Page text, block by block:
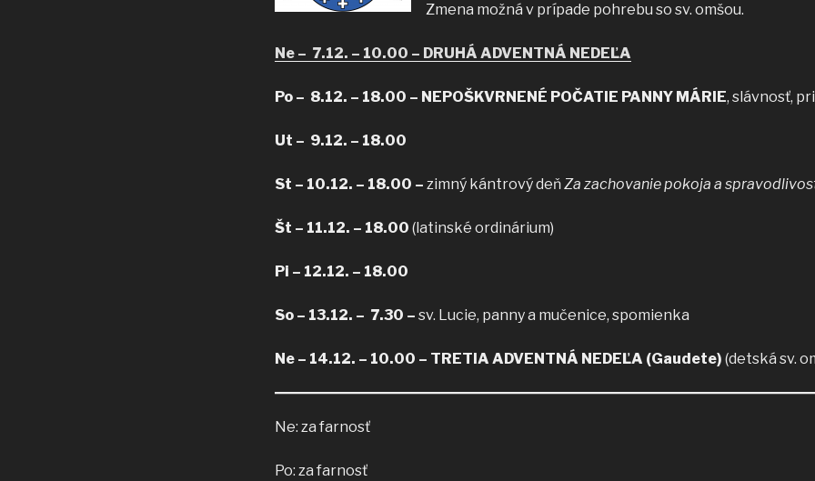
Zmena možná v prípade pohrebu so sv. omšou.
Ne – 7.12. – 10.00 – DRUHÁ ADVENTNÁ NEDEĽA
Po – 8.12. – 18.00 – NEPOŠKVRNENÉ POČATIE PANNY MÁRIE, slávnosť,
Ut – 9.12. – 18.00
St – 10.12. – 18.00 – zimný kántrový deňZa zachovanie pokoja a
Št – 11.12. – 18.00 (latinské ordinárium)
Pi – 12.12. – 18.00
So – 13.12. – 7.30 – sv. Lucie, panny a mučenice, spomienka
Ne – 14.12. – 10.00 – TRETIA ADVENTNÁ NEDEĽA (Gaudete) (detská sv.
Ne: za farnosť
Po: za farnosť